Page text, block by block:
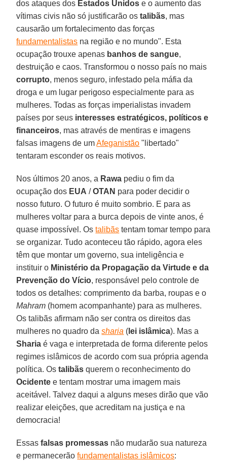
dos ataques dos Estados Unidos e o aumento das
vítimas civis não só justificarão ostalibãs, mas
causarão um fortalecimento das forças
fundamentalistas na região e no mundo". Esta
ocupação trouxe apenas banhos de sangue,
destruição e caos. Transformou o nosso país no mais
corrupto, menos seguro, infestado pela máfia da
droga e um lugar perigoso especialmente para as
mulheres. Todas as forças imperialistas invadem
países por seus interesses estratégicos, políticos e
financeiros, mas através de mentiras e imagens
falsas imagens de umAfeganistão "libertado"
tentaram esconder os reais motivos.
Nos últimos 20 anos, a Rawa pediu o fim da
ocupação dos EUA /OTAN para poder decidir o
nosso futuro. O futuro é muito sombrio. E para as
mulheres voltar para a burca depois de vinte anos, é
quase impossível. Ostalibãs tentam tomar tempo para
se organizar. Tudo aconteceu tão rápido, agora eles
têm que montar um governo, sua inteligência e
instituir o Ministério da Propagação da Virtude e da
Prevenção do Vício, responsável pelo controle de
todos os detalhes: comprimento da barba, roupas e o
Mahram (homem acompanhante) para as mulheres.
Os talibãs afirmam não ser contra os direitos das
mulheres no quadro dasharia ( lei islâmica). Mas a
Sharia é vaga e interpretada de forma diferente pelos
regimes islâmicos de acordo com sua própria agenda
política. Ostalibãs querem o reconhecimento do
Ocidente e tentam mostrar uma imagem mais
aceitável. Talvez daqui a alguns meses dirão que vão
realizar eleições, que acreditam na justiça e na
democracia!
Essasfalsas promessas não mudarão sua natureza
e permanecerãofundamentalistas islâmicos: